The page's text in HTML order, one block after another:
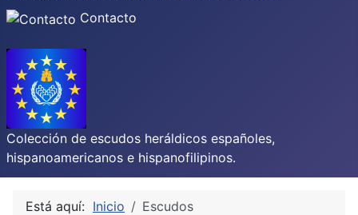
Contacto
Colección de escudos heráldicos españoles,
hispanoamericanos e hispanofilipinos.
Está aquí: Inicio Escudos